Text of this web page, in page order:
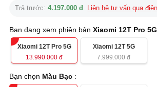
Trả trước:4.197.000 đ. Liên hệ tư vấn qua
Bạn đang xem phiên bảnXiaomi 12T Pro 5G
Xiaomi 12T Pro 5G
13.990.000 đ
Xiaomi 12T 5G
7.999.000 đ
Bạn chọn Màu Bạc :